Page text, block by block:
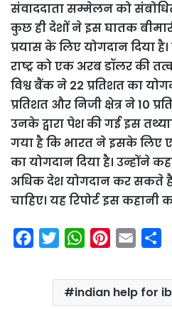
संवाददाता सम्मेलन को
कुछ ही देशों ने इस घातक
प्रयास के लिए योगदान दिया
राष्ट्र को एक अरब डॉलर की
विश्व बैंक ने 22 प्रतिशत का
प्रतिशत और निजी क्षेत्र ने 10
उनके द्वारा पेश की गई इस
गया है कि भारत ने इसके लिए
का योगदान दिया है। उन्होंने
अधिक देश योगदान कर सकते
चाहिए। यह रिपोर्ट इस कहानी
i
W
a
t
n
t
a
i
a
r
indian help for